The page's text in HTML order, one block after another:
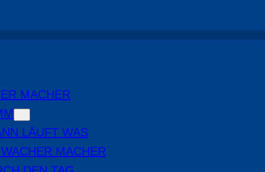
MACHER
LÄUFT WAS
MACHER